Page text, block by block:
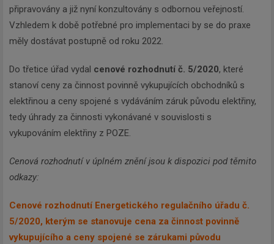
připravovány a již nyní konzultovány s odbornou veřejností.
Vzhledem k době potřebné pro implementaci by se do praxe
měly dostávat postupně od roku 2022.
Do třetice úřad vydal cenové rozhodnutí č. 5/2020, které
stanoví ceny za činnost povinně vykupujících obchodníků s
elektřinou a ceny spojené s vydáváním záruk původu elektřiny,
tedy úhrady za činnosti vykonávané v souvislosti s
vykupováním elektřiny z POZE.
Cenová rozhodnutí v úplném znění jsou k dispozici pod těmito
odkazy:
Cenové rozhodnutí Energetického regulačního úřadu č.
5/2020, kterým se stanovuje cena za činnost povinně
vykupujícího a ceny spojené se zárukami původu